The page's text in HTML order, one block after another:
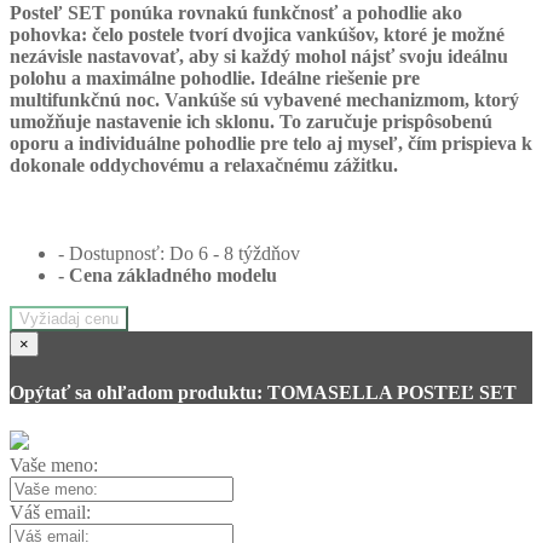
Posteľ SET ponúka rovnakú funkčnosť a pohodlie ako
pohovka: čelo postele tvorí dvojica vankúšov, ktoré je možné
nezávisle nastavovať, aby si každý mohol nájsť svoju ideálnu
polohu a maximálne pohodlie. Ideálne riešenie pre
multifunkčnú noc. Vankúše sú vybavené mechanizmom, ktorý
umožňuje nastavenie ich sklonu. To zaručuje prispôsobenú
oporu a individuálne pohodlie pre telo aj myseľ, čím prispieva k
dokonale oddychovému a relaxačnému zážitku.
- Dostupnosť: Do 6 - 8 týždňov
- Cena základného modelu
Vyžiadaj cenu
×
Opýtať sa ohľadom produktu: TOMASELLA POSTEĽ SET
Vaše meno:
Váš email: